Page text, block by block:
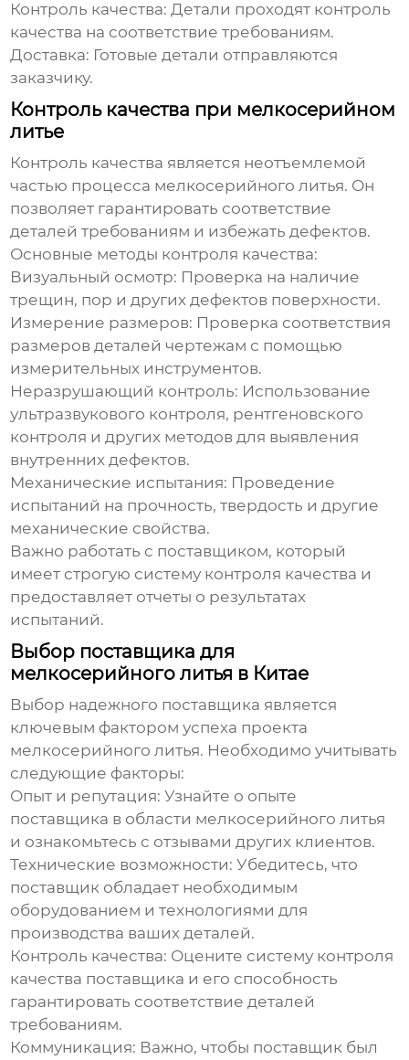
Контроль качества: Детали проходят контроль
качества на соответствие требованиям.
Доставка: Готовые детали отправляются
заказчику.
Контроль качества при мелкосерийном
литье
Контроль качества является неотъемлемой
частью процесса мелкосерийного литья. Он
позволяет гарантировать соответствие
деталей требованиям и избежать дефектов.
Основные методы контроля качества:
Визуальный осмотр: Проверка на наличие
трещин, пор и других дефектов поверхности.
Измерение размеров: Проверка соответствия
размеров деталей чертежам с помощью
измерительных инструментов.
Неразрушающий контроль: Использование
ультразвукового контроля, рентгеновского
контроля и других методов для выявления
внутренних дефектов.
Механические испытания: Проведение
испытаний на прочность, твердость и другие
механические свойства.
Важно работать с поставщиком, который
имеет строгую систему контроля качества и
предоставляет отчеты о результатах
испытаний.
Выбор поставщика для
мелкосерийного литья в Китае
Выбор надежного поставщика является
ключевым фактором успеха проекта
мелкосерийного литья. Необходимо учитывать
следующие факторы:
Опыт и репутация: Узнайте о опыте
поставщика в области мелкосерийного литья
и ознакомьтесь с отзывами других клиентов.
Технические возможности: Убедитесь, что
поставщик обладает необходимым
оборудованием и технологиями для
производства ваших деталей.
Контроль качества: Оцените систему контроля
качества поставщика и его способность
гарантировать соответствие деталей
требованиям.
Коммуникация: Важно, чтобы поставщик был